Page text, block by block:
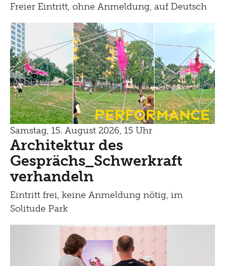
Freier Eintritt, ohne Anmeldung, auf Deutsch
Performance
Samstag, 15. August 2026, 15 Uhr
Architektur des
Gesprächs_Schwerkraft
verhandeln
Eintritt frei, keine Anmeldung nötig, im
Solitude Park